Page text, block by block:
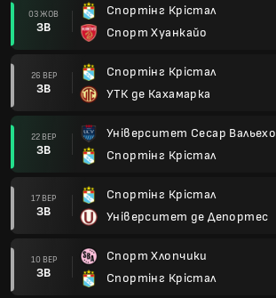
03 ЖОВ
ЗВ
Спортінг Крістал
Спорт Хуанкайо
26 ВЕР
ЗВ
Спортінг Крістал
УТК де Кахамарка
22 ВЕР
ЗВ
Університет Сесар Вальехо
Спортінг Крістал
17 ВЕР
ЗВ
Спортінг Крістал
Університет де Депортес
10 ВЕР
ЗВ
Спорт Хлопчики
Спортінг Крістал